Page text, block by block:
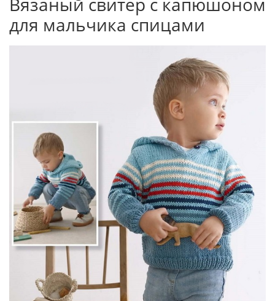
для мальчика спицами